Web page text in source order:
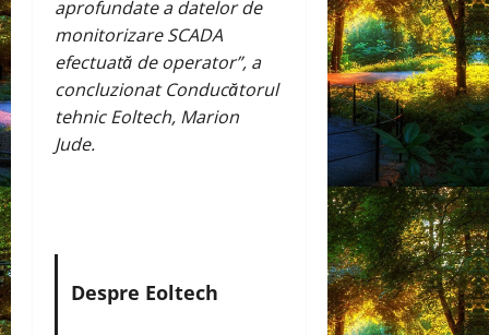
aprofundate a datelor de
monitorizare SCADA
efectuată de operator”, a
concluzionat Conducătorul
tehnic Eoltech, Marion
Jude.
Despre Eoltech